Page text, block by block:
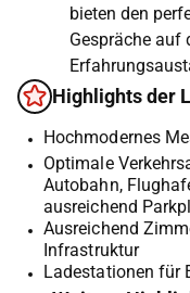
bieten den
Gespräche auf
Highlights der
Hochmodernes
Optimale
Autobahn,
ausreichend
Ausreichend
Infrastruktur
Ladestationen für